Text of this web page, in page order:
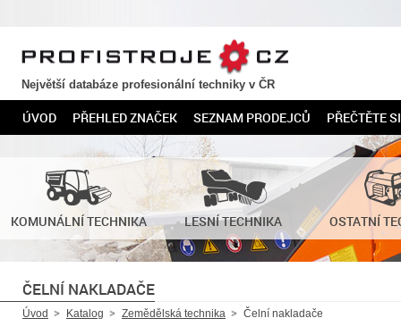
PROFISTROJE.CZ
Největší databáze profesionální techniky v ČR
ÚVOD PŘEHLED ZNAČEK SEZNAM PRODEJCŮ PŘEČTĚTE SI
KOMUNÁLNÍ TECHNIKA LESNÍ TECHNIKA OSTATNÍ
ČELNÍ NAKLADAČE
Úvod Katalog Zemědělská technika Čelní nakladače